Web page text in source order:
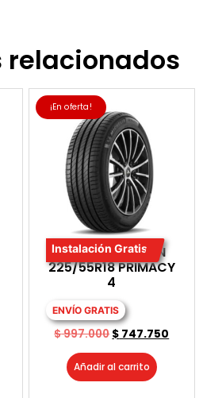
relacionados
¡En oferta!
Instalación Gratis
LLANTA MICHELIN
225/55R18 PRIMACY
4
ENVÍO GRATIS
$997.000$ 747.750
Añadir al carrito